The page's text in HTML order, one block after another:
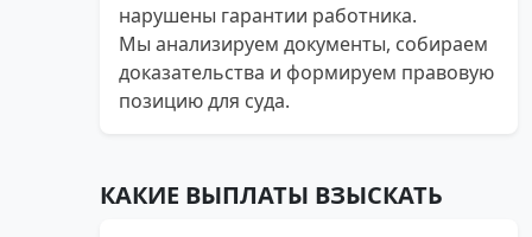
нарушены гарантии работника.
Мы анализируем документы, собираем
доказательства и формируем правовую
позицию для суда.
КАКИЕ ВЫПЛАТЫ ВЗЫСКАТЬ